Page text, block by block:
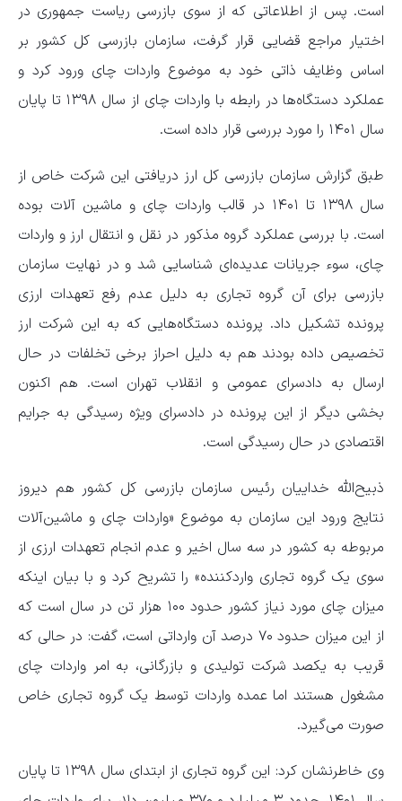
است. پس از اطلاعاتی که از سوی بازرسی ریاست جمهوری در
اختیار مراجع قضایی قرار گرفت، سازمان بازرسی کل کشور بر
اساس وظایف ذاتی خود به موضوع واردات چای ورود کرد و
عملکرد دستگاه‌ها در رابطه با واردات چای از سال ۱۳۹۸ تا پایان
سال ۱۴۰۱ را مورد بررسی قرار داده است.
طبق گزارش سازمان بازرسی کل ارز دریافتی این شرکت خاص از
سال ۱۳۹۸ تا ۱۴۰۱ در قالب واردات چای و ماشین آلات بوده
است. با بررسی عملکرد گروه مذکور در نقل و انتقال ارز و واردات
چای، سوء جریانات عدیده‌ای شناسایی شد و در نهایت سازمان
بازرسی برای آن گروه تجاری به دلیل عدم رفع تعهدات ارزی
پرونده تشکیل داد. پرونده دستگاه‌هایی که به این شرکت ارز
تخصیص داده بودند هم به دلیل احراز برخی تخلفات در حال
ارسال به دادسرای عمومی و انقلاب تهران است. هم اکنون
بخشی دیگر از این پرونده در دادسرای ویژه رسیدگی به جرایم
اقتصادی در حال رسیدگی است.
ذبیح‌الله خداییان رئیس سازمان بازرسی کل کشور هم دیروز
نتایج ورود این سازمان به موضوع «واردات چای و ماشین‌آلات
مربوطه به کشور در سه سال اخیر و عدم انجام تعهدات ارزی از
سوی یک گروه تجاری واردکننده» را تشریح کرد و با بیان اینکه
میزان چای مورد نیاز کشور حدود ۱۰۰ هزار تن در سال است که
از این میزان حدود ۷۰ درصد آن وارداتی است، گفت: در حالی که
قریب به یکصد شرکت تولیدی و بازرگانی، به امر واردات چای
مشغول هستند اما عمده واردات توسط یک گروه تجاری خاص
صورت می‌گیرد.
وی خاطرنشان کرد: این گروه تجاری از ابتدای سال ۱۳۹۸ تا پایان